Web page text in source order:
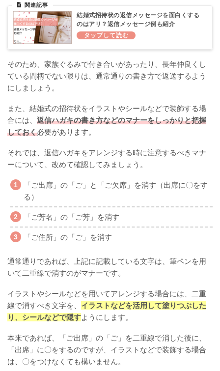
結婚式招待状の返信メッセージを面白くする
のはアリ？返信メッセージ例も紹介
そのため、家族ぐるみで付き合いがあったり、長年仲良くし
ている間柄でない限りは、通常通りの書き方で返送するよう
にしましょう。
また、結婚式の招待状をイラストやシールなどで装飾する場
合には、 返信ハガキの書き方などのマナーをしっかりと把握
しておく必要があります。
それでは、返信ハガキをアレンジする時に注意するべきマナ
ーについて、改めて確認してみましょう。
「ご出席」の「ご」と「ご欠席」を消す（出席に〇をす
る）
「ご芳名」の「ご芳」を消す
「ご住所」の「ご」を消す
通常通りであれば、上記に記載している文字は、筆ペンを用
いて二重線で消すのがマナーです。
イラストやシールなどを用いてアレンジする場合には、二重
線で消すべき文字を、 イラストなどを活用して塗りつぶした
り、シールなどで隠すようにします。
本来であれば、「ご出席」の「ご」を二重線で消した後に、
「出席」に〇をするのですが、イラストなどで装飾する場合
は、〇をつけなくても構いません。